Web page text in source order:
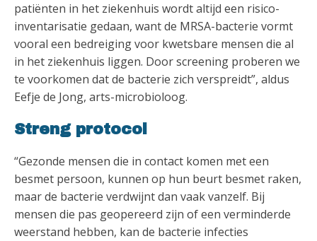
patiënten in het ziekenhuis wordt altijd een risico-
inventarisatie gedaan, want de MRSA-bacterie vormt
vooral een bedreiging voor kwetsbare mensen die al
in het ziekenhuis liggen. Door screening proberen we
te voorkomen dat de bacterie zich verspreidt”, aldus
Eefje de Jong, arts-microbioloog.
Streng protocol
“Gezonde mensen die in contact komen met een
besmet persoon, kunnen op hun beurt besmet raken,
maar de bacterie verdwijnt dan vaak vanzelf. Bij
mensen die pas geopereerd zijn of een verminderde
weerstand hebben, kan de bacterie infecties